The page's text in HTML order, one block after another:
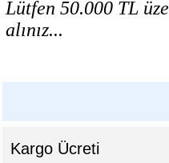
Lütfen 50.000 TL
alınız...
Kargo Ücreti